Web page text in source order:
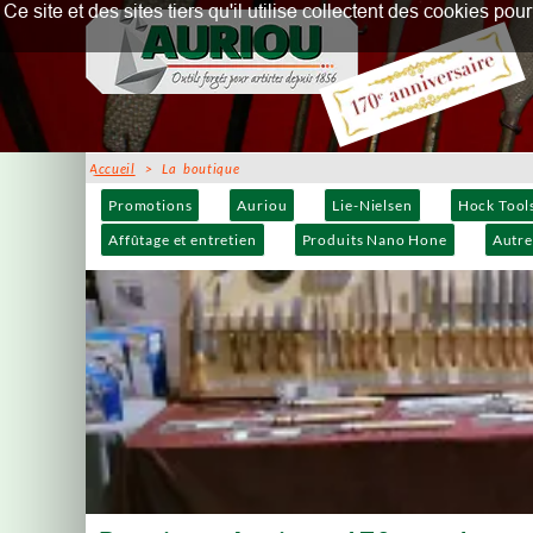
Promotions Auriou Lie-Nielsen
Hock
Affûtage et entretien
Produits Nano Hone
Accueil > La boutique
Ce site et des sites tiers qu'il utilise collectent des cookies